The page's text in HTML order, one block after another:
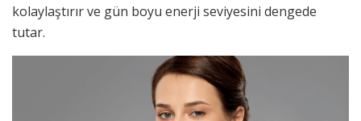
kolaylaştırır ve gün boyu enerji seviyesini dengede
tutar.